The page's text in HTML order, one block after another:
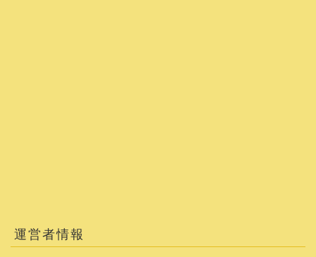
運営者情報